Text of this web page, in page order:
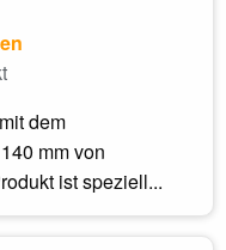
dem
mm von
ist speziell...